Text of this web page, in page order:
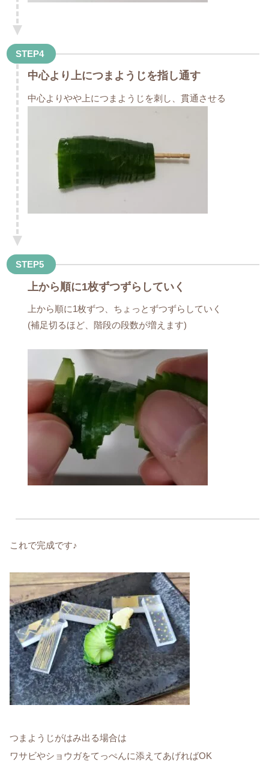
STEP4
中心より上につまようじを指し通す
中心よりやや上につまようじを刺し、貫通させる
STEP5
上から順に1枚ずつずらしていく
上から順に1枚ずつ、ちょっとずつずらしていく
(補足切るほど、階段の段数が増えます)
これで完成です♪
つまようじがはみ出る場合は
ワサビやショウガをてっぺんに添えてあげればOK